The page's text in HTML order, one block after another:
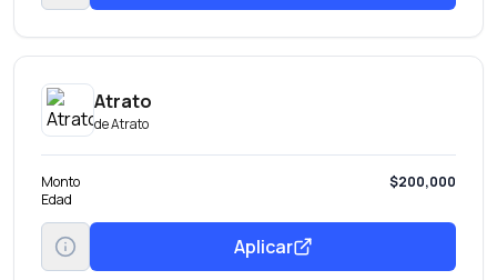
Atrato
deAtrato
Monto
$200,000
Edad
Aplicar